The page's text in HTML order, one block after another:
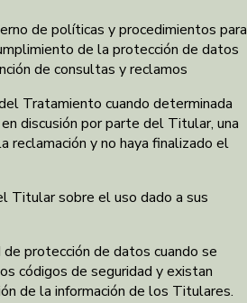
de políticas y procedimientos para
de la protección de datos
de consultas y reclamos
Tratamiento cuando determinada
discusión por parte del Titular, una
reclamación y no haya finalizado el
Titular sobre el uso dado a sus
protección de datos cuando se
códigos de seguridad y existan
de la información de los Titulares.